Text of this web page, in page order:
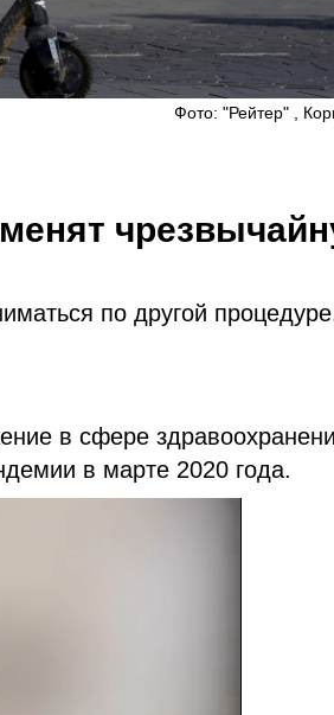
Фото: "Рейтер" ,
по другой
в сфере
в марте 2020 года.